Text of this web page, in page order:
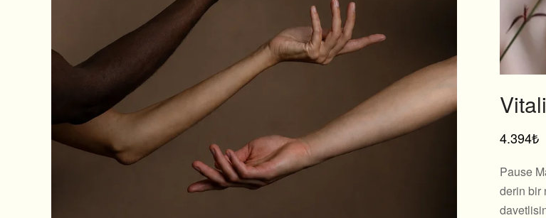
4.394₺
Pause
derin bir